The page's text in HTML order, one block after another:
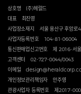
상호명
(주)헤럴드
대표
최진영
사업장소재지
서울 용산구 후암로
사업자등록번호
104-81-06004
통신판매업신고번호
제 2016-서
고객센터
02-727-0044/0043
이메일
개인정보관리책임자
안주영
관광사업자 등록번호
제2017-